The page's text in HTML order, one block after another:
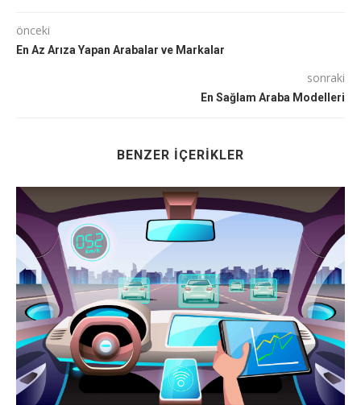
önceki
En Az Arıza Yapan Arabalar ve Markalar
sonraki
En Sağlam Araba Modelleri
BENZER İÇERIKLER